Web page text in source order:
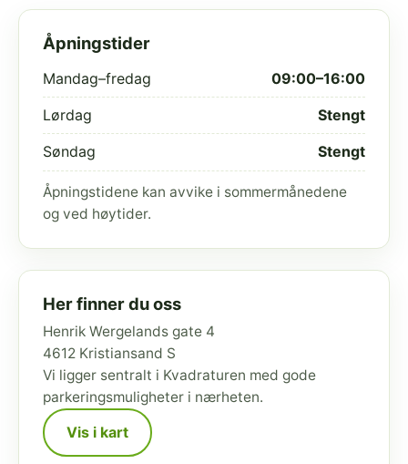
Åpningstider
Mandag–fredag 09:00–16:00
Lørdag Stengt
Søndag Stengt
Åpningstidene kan avvike i sommermånedene
og ved høytider.
Her finner du oss
Henrik Wergelands gate 4
4612 Kristiansand S
Vi ligger sentralt i Kvadraturen med gode
parkeringsmuligheter i nærheten.
Vis i kart